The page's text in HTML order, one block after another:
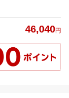
46,040円